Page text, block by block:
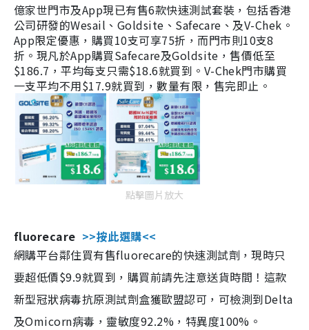
億家世門市及App現已有售6款快速測試套裝，包括香港
公司研發的Wesail、Goldsite、Safecare、及V-Chek。
App限定優惠，購買10支可享75折，而門市則10支8
折。現凡於App購買Safecare及Goldsite，售價低至
$186.7，平均每支只需$18.6就買到。V-Chek門市購買
一支平均不用$17.9就買到，數量有限，售完即止。
點擊圖片放大
fluorecare >>按此選購<<
網購平台鄰住買有售fluorecare的快速測試劑，現時只
要超低價$9.9就買到，購買前請先注意送貨時間！這款
新型冠狀病毒抗原測試劑盒獲歐盟認可，可檢測到Delta
及Omicorn病毒，靈敏度92.2%，特異度100%。